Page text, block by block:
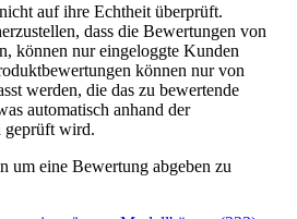
auf ihre Echtheit überprüft.
dass die Bewertungen von
können nur eingeloggte Kunden
können nur von
werden, die das zu bewertende
automatisch anhand der
geprüft wird.
um eine Bewertung abgeben zu